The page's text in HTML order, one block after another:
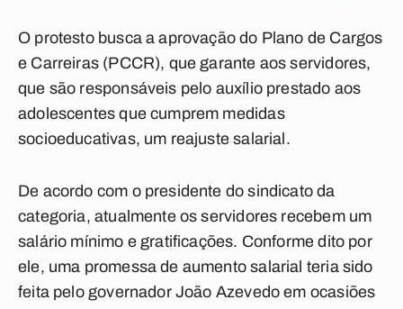
O protesto busca a aprovação do Plano de Cargos
e Carreiras (PCCR), que garante aos servidores,
que são responsáveis pelo auxílio prestado aos
adolescentes que cumprem medidas
socioeducativas, um reajuste salarial.
De acordo com o presidente do sindicato da
categoria, atualmente os servidores recebem um
salário mínimo e gratificações. Conforme dito por
ele, uma promessa de aumento salarial teria sido
feita pelo governador João Azevedo em ocasiões